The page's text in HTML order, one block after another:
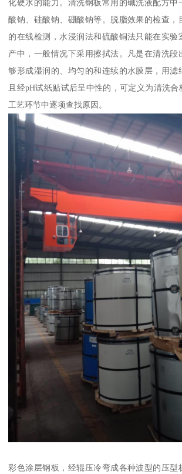
化硬水的能力。清洗钢板常用的碱洗液配方中
酸钠、硅酸钠、硼酸钠等。脱脂效果的检查，
的在线检测，水浸润法和硫酸铜法只能在实验
产中，一般情况下采用擦拭法。凡是在清洗段
够形成湿润的、均匀的和连续的水膜层，用滤
且经pH试纸贴试后呈中性的，可定义为清洗
工艺环节中逐项查找原因。
彩色涂层钢板，经辊压冷弯成各种波型的压型